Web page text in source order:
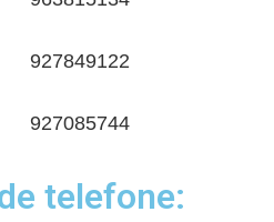
927849122
927085744
telefone: